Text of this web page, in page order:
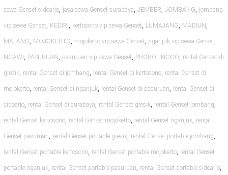
sewa Genset sidoarjo, jasa sewa Genset surabaya, JEMBER, JOMBANG, jombang
vip sewa Genset, KEDIRI , kertosono vip sewa Genset, LUMAJANG, MADIUN ,
MALANG, MOJOKERTO, mojokerto vip sewa Genset, nganjuk vip sewa Genset,
NGAWI , PASURUAN , pasuruan vip sewa Genset, PROBOLINGGO, rental Genset di
gresik, rental Genset di jombang, rental Genset di kertosono, rental Genset di
mojokerto, rental Genset di nganjuk, rental Genset di pasuruan, rental Genset di
sidoarjo, rental Genset di surabaya, rental Genset gresik, rental Genset jombang,
rental Genset kertosono, rental Genset mojokerto, rental Genset nganjuk, rental
Genset pasuruan, rental Genset portable gresik, rental Genset portable jombang,
rental Genset portable kertosono, rental Genset portable mojokerto, rental Genset
portable nganjuk, rental Genset portable pasuruan, rental Genset portable sidoarjo,